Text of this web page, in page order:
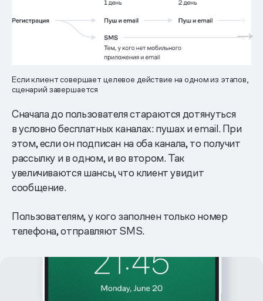
Если клиент совершает целевое действие на одном из этапов,
сценарий завершается
Сначала до пользователя стараются дотянуться
в условно бесплатных каналах: пушах и email. При
этом, если он подписан на оба канала, то получит
рассылку и в одном, и во втором. Так
увеличиваются шансы, что клиент увидит
сообщение.
Пользователям, у кого заполнен только номер
телефона, отправляют SMS.